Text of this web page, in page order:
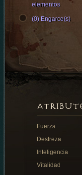
elementos
(0) Engarce(s)
Fuerza
Destreza
Inteligencia
Vitalidad